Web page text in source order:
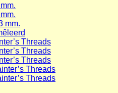
mm.
Threads
Threads
Threads
Threads
Threads